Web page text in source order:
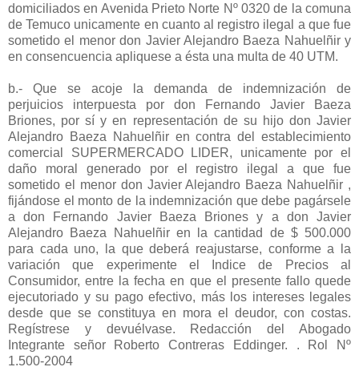
domiciliados en Avenida Prieto Norte Nº 0320 de la comuna
de Temuco unicamente en cuanto al registro ilegal a que fue
sometido el menor don Javier Alejandro Baeza Nahuelñir y
en consencuencia apliquese a ésta una multa de 40 UTM.
b.- Que se acoje la demanda de indemnización de
perjuicios interpuesta por don Fernando Javier Baeza
Briones, por sí y en representación de su hijo don Javier
Alejandro Baeza Nahuelñir en contra del establecimiento
comercial SUPERMERCADO LIDER, unicamente por el
daño moral generado por el registro ilegal a que fue
sometido el menor don Javier Alejandro Baeza Nahuelñir ,
fijándose el monto de la indemnización que debe pagársele
a don Fernando Javier Baeza Briones y a don Javier
Alejandro Baeza Nahuelñir en la cantidad de $ 500.000
para cada uno, la que deberá reajustarse, conforme a la
variación que experimente el Indice de Precios al
Consumidor, entre la fecha en que el presente fallo quede
ejecutoriado y su pago efectivo, más los intereses legales
desde que se constituya en mora el deudor, con costas.
Regístrese y devuélvase. Redacción del Abogado
Integrante señor Roberto Contreras Eddinger. . Rol Nº
1.500-2004